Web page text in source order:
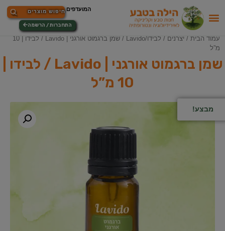
התחברות / הרשמה
עמוד הבית / יצרנים / לבידו/Lavido
/ שמן ברגמוט אורגני | Lavido / לבידו | 10
מ”ל
שמן ברגמוט אורגני | Lavido / לבידו |
10 מ”ל
מבצע!